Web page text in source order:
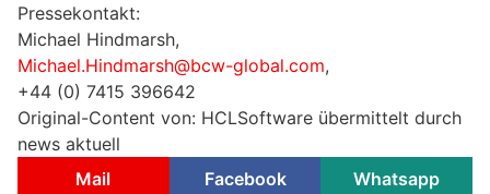
Pressekontakt:
Michael Hindmarsh,
Michael.Hindmarsh@bcw-global.com,
+44 (0) 7415 396642
Original-Content von: HCLSoftware übermittelt durch
news aktuell
Mail
Facebook Whatsapp